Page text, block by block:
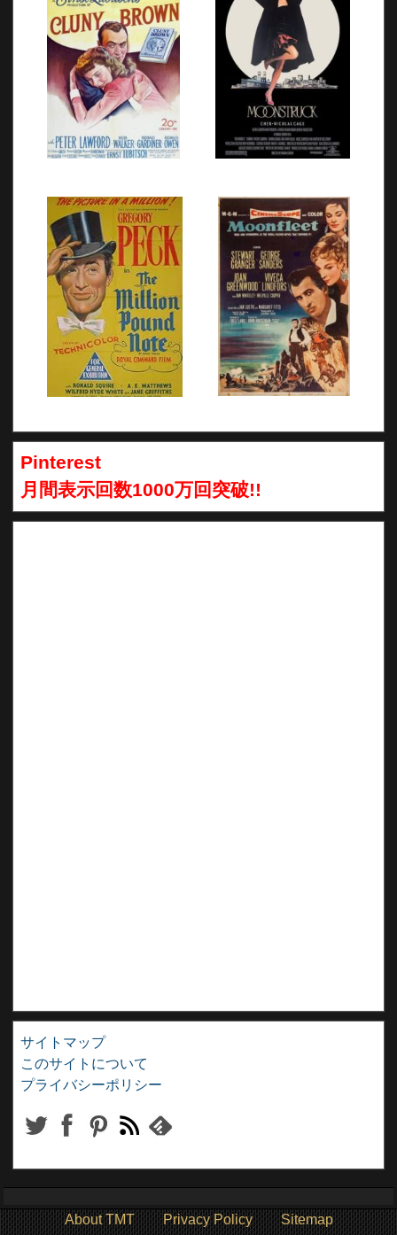
Pinterest
月間表示回数1000万回突破!!
サイトマップ
このサイトについて
プライバシーポリシー
About TMT Privacy Policy
Sitemap